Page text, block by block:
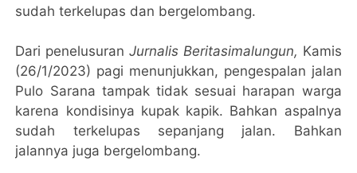
sudah terkelupas dan bergelombang.
Dari penelusuran Jurnalis Beritasimalungun, Kamis
(26/1/2023) pagi menunjukkan, pengespalan jalan
Pulo Sarana tampak tidak sesuai harapan warga
karena kondisinya kupak kapik. Bahkan aspalnya
sudah terkelupas sepanjang jalan. Bahkan
jalannya juga bergelombang.